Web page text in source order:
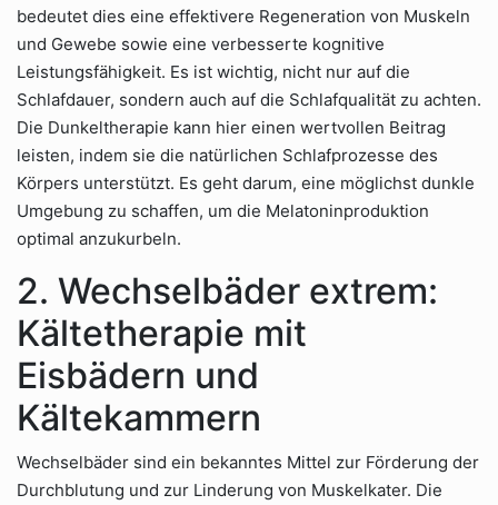
bedeutet dies eine effektivere Regeneration von Muskeln
und Gewebe sowie eine verbesserte kognitive
Leistungsfähigkeit. Es ist wichtig, nicht nur auf die
Schlafdauer, sondern auch auf die Schlafqualität zu achten.
Die Dunkeltherapie kann hier einen wertvollen Beitrag
leisten, indem sie die natürlichen Schlafprozesse des
Körpers unterstützt. Es geht darum, eine möglichst dunkle
Umgebung zu schaffen, um die Melatoninproduktion
optimal anzukurbeln.
2. Wechselbäder extrem:
Kältetherapie mit
Eisbädern und
Kältekammern
Wechselbäder sind ein bekanntes Mittel zur Förderung der
Durchblutung und zur Linderung von Muskelkater. Die